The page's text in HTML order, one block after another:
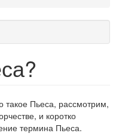
такое Пьеса, рассмотрим,
и коротко
термина Пьеса.